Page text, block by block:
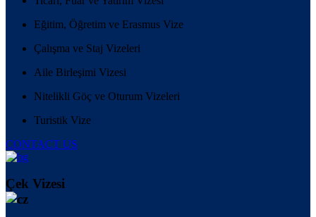
Eğitim, Öğretim ve Erasmus Vize
Çalışma ve Staj Vizeleri
Aile Birleşimi Vizesi
Nitelikli Göç ve Oturum Vizeleri
Turistik Vize
CONTACT US
Çek Vizesi